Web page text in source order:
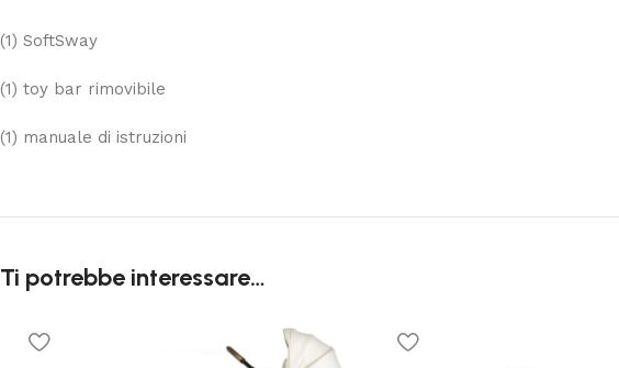
(1) SoftSway
(1) toy bar rimovibile
(1) manuale di istruzioni
Ti potrebbe interessare…